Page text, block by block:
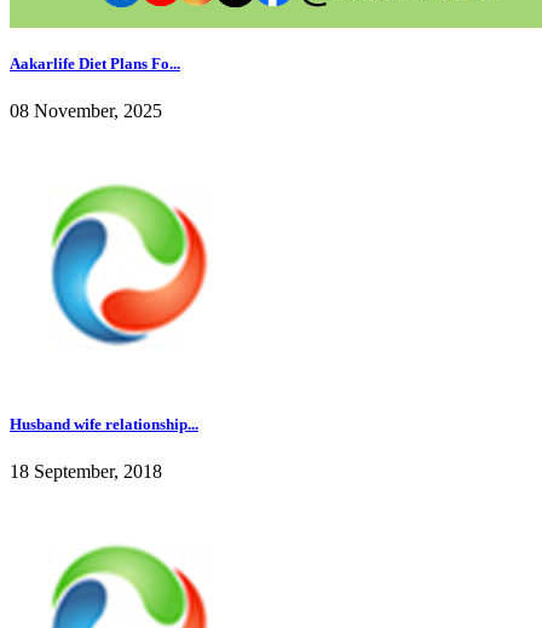
Aakarlife Diet Plans Fo...
08 November, 2025
Husband wife relationship...
18 September, 2018